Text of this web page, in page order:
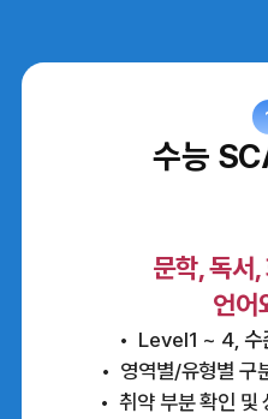
수능
문학, 독서
언어
Level1 ~ 4, 수
영역별/유형별 구
취약 부분 확인 및